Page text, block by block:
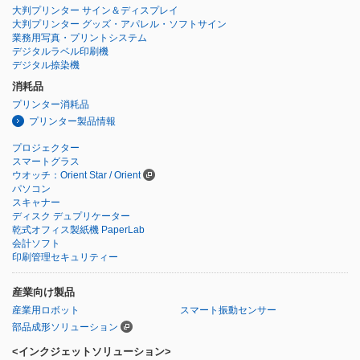
大判プリンター サイン＆ディスプレイ
大判プリンター グッズ・アパレル・ソフトサイン
業務用写真・プリントシステム
デジタルラベル印刷機
デジタル捺染機
消耗品
プリンター消耗品
プリンター製品情報
プロジェクター
スマートグラス
ウオッチ：Orient Star / Orient
パソコン
スキャナー
ディスク デュプリケーター
乾式オフィス製紙機 PaperLab
会計ソフト
印刷管理セキュリティー
産業向け製品
産業用ロボット
スマート振動センサー
部品成形ソリューション
<インクジェットソリューション>